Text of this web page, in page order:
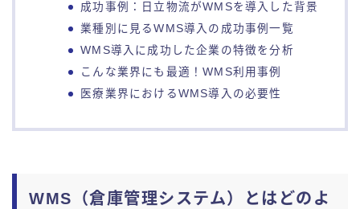
成功事例：日立物流がWMSを導入した背景
業種別に見るWMS導入の成功事例一覧
WMS導入に成功した企業の特徴を分析
こんな業界にも最適！WMS利用事例
医療業界におけるWMS導入の必要性
WMS（倉庫管理システム）とはどのよ